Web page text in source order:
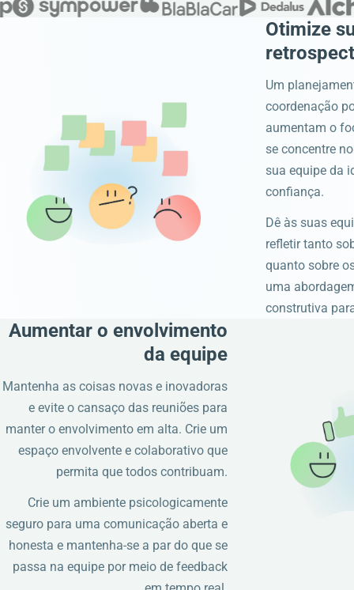
Otimize
Um
coordenação
aumentam o
se concentre
sua equipe da
confiança.
Dê às suas
refletir tanto
quanto sobre
uma
construtiva
Aumentar o envolvimento
da equipe
Mantenha as coisas novas e inovadoras
e evite o cansaço das reuniões para
manter o envolvimento em alta. Crie um
espaço envolvente e colaborativo que
permita que todos contribuam.
Crie um ambiente psicologicamente
seguro para uma comunicação aberta e
honesta e mantenha-se a par do que se
passa na equipe por meio de feedback